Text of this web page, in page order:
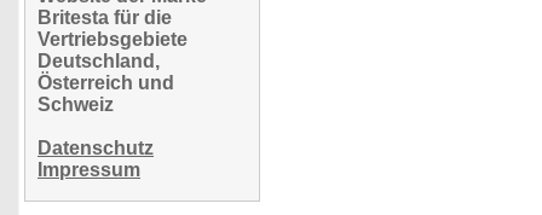
Britesta für die
Vertriebsgebiete
Deutschland,
Österreich und
Schweiz
Datenschutz
Impressum